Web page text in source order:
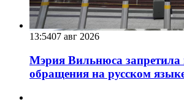
13:5407 авг 2026
Мэрия Вильнюса запретила
обращения на русском